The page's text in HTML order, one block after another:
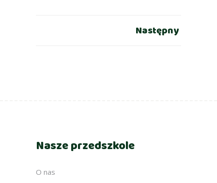
Następny
Nasze przedszkole
O nas